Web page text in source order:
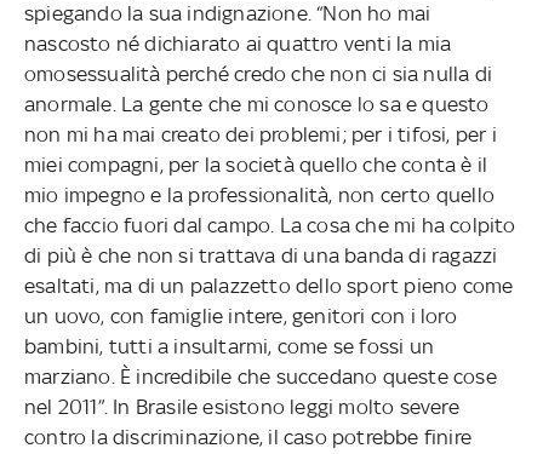
spiegando la sua indignazione. “Non ho mai
nascosto né dichiarato ai quattro venti la mia
omosessualità perché credo che non ci sia nulla di
anormale. La gente che mi conosce lo sa e questo
non mi ha mai creato dei problemi; per i tifosi, per i
miei compagni, per la società quello che conta è il
mio impegno e la professionalità, non certo quello
che faccio fuori dal campo. La cosa che mi ha colpito
di più è che non si trattava di una banda di ragazzi
esaltati, ma di un palazzetto dello sport pieno come
un uovo, con famiglie intere, genitori con i loro
bambini, tutti a insultarmi, come se fossi un
marziano. È incredibile che succedano queste cose
nel 2011”. In Brasile esistono leggi molto severe
contro la discriminazione, il caso potrebbe finire